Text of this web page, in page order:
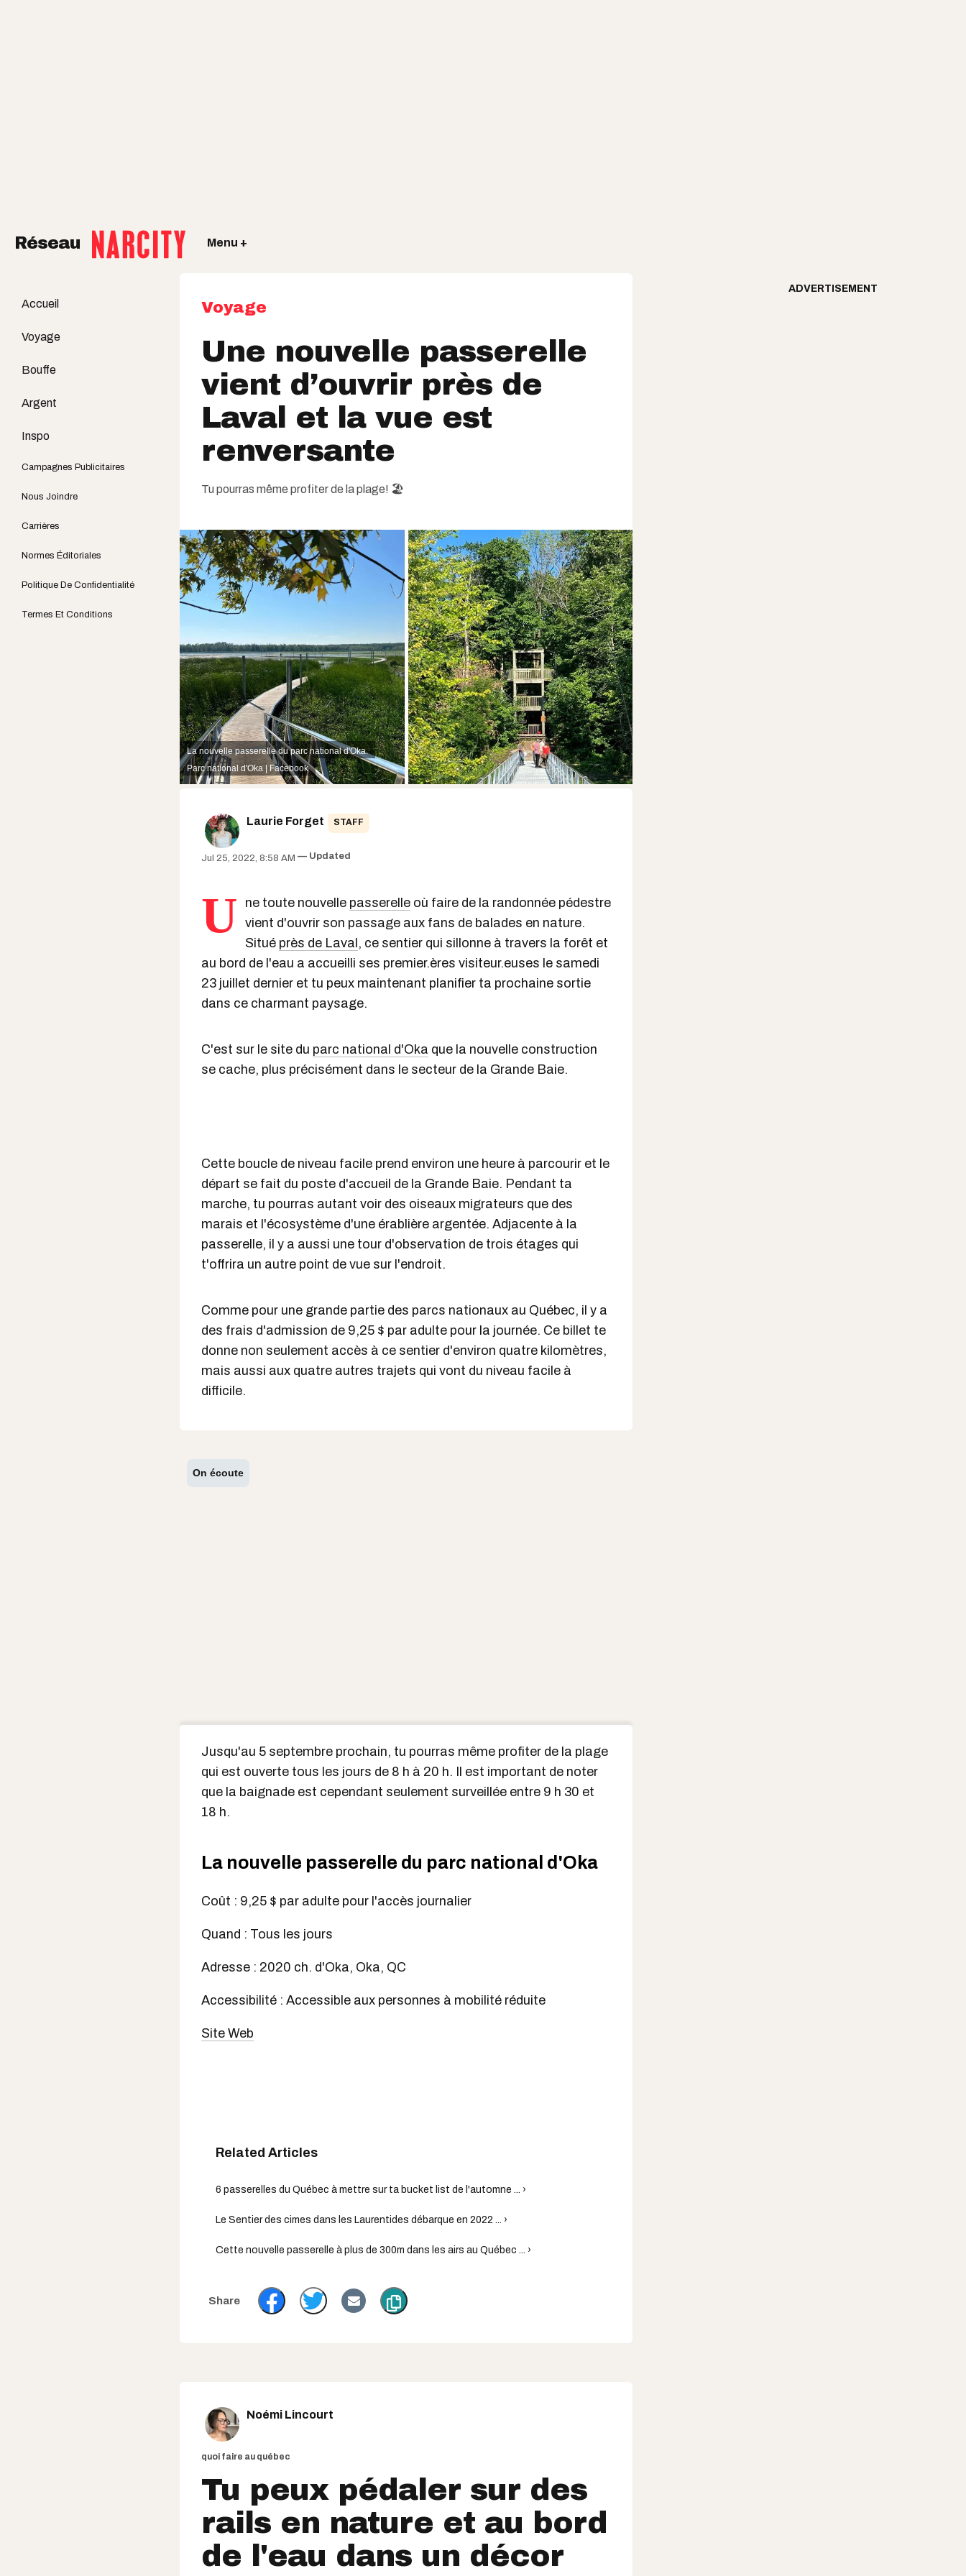
Réseau Menu +
Accueil
Voyage
Bouffe
Argent
Inspo
Campagnes Publicitaires
Nous Joindre
Carrières
Normes Éditoriales
Politique De Confidentialité
Termes Et Conditions
Voyage
Une nouvelle passerelle
vient d’ouvrir près de
Laval et la vue est
renversante
Tu pourras même profiter de la plage! 🏖
La nouvelle passerelle du parc national d'Oka.
Parc national d'Oka | Facebook
Laurie Forget STAFF
Jul 25, 2022, 8:58 AM Updated
U ne toute nouvelle passerelle où faire de la randonnée pédestre
vient d'ouvrir son passage aux fans de balades en nature.
Situé près de Laval , ce sentier qui sillonne à travers la forêt et
au bord de l'eau a accueilli ses premier.ères visiteur.euses le samedi
23 juillet dernier et tu peux maintenant planifier ta prochaine sortie
dans ce charmant paysage.
C'est sur le site du parc national d'Oka que la nouvelle construction
se cache, plus précisément dans le secteur de la Grande Baie.
Cette boucle de niveau facile prend environ une heure à parcourir et le
départ se fait du poste d'accueil de la Grande Baie. Pendant ta
marche, tu pourras autant voir des oiseaux migrateurs que des
marais et l'écosystème d'une érablière argentée. Adjacente à la
passerelle, il y a aussi une tour d'observation de trois étages qui
t'offrira un autre point de vue sur l'endroit.
Comme pour une grande partie des parcs nationaux au Québec, il y a
des frais d'admission de 9,25 $ par adulte pour la journée. Ce billet te
donne non seulement accès à ce sentier d'environ quatre kilomètres,
mais aussi aux quatre autres trajets qui vont du niveau facile à
difficile.
On écoute
Jusqu'au 5 septembre prochain, tu pourras même profiter de la plage
qui est ouverte tous les jours de 8 h à 20 h. Il est important de noter
que la baignade est cependant seulement surveillée entre 9 h 30 et
18 h.
La nouvelle passerelle du parc national d'Oka
Coût : 9,25 $ par adulte pour l'accès journalier
Quand : Tous les jours
Adresse : 2020 ch. d'Oka, Oka, QC
Accessibilité : Accessible aux personnes à mobilité réduite
Site Web
6 passerelles du Québec à mettre sur ta bucket list de l'automne ... ›
Le Sentier des cimes dans les Laurentides débarque en 2022 ... ›
Cette nouvelle passerelle à plus de 300m dans les airs au Québec ... ›
Noémi Lincourt
quoi faire au québec
Tu peux pédaler sur des
rails en nature et au bord
de l'eau dans un décor
ADVERTISEMENT